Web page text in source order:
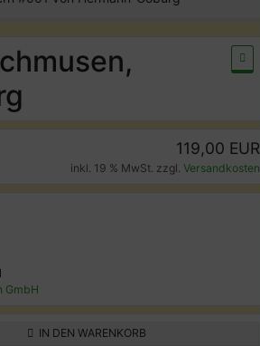
119,00 EUR
inkl. 19 % MwSt. zzgl. Versandkosten
GmbH
IN DEN WARENKORB